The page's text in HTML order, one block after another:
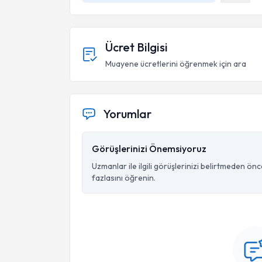
Askeri Psikoloji
Türk Psikiyatri
Ücret Bilgisi
Muayene ücretlerini öğrenmek için ara
Yorumlar
Görüşlerinizi Önemsiyoruz
Uzmanlar ile ilgili görüşlerinizi belirtmeden
fazlasını öğrenin.